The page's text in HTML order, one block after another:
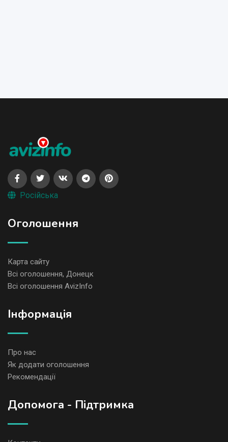
Російська
Оголошення
Карта сайту
Всі оголошення, Донецк
Всі оголошення AvizInfo
Iнформація
Про нас
Як додати оголошення
Рекомендації
Допомога - Підтримка